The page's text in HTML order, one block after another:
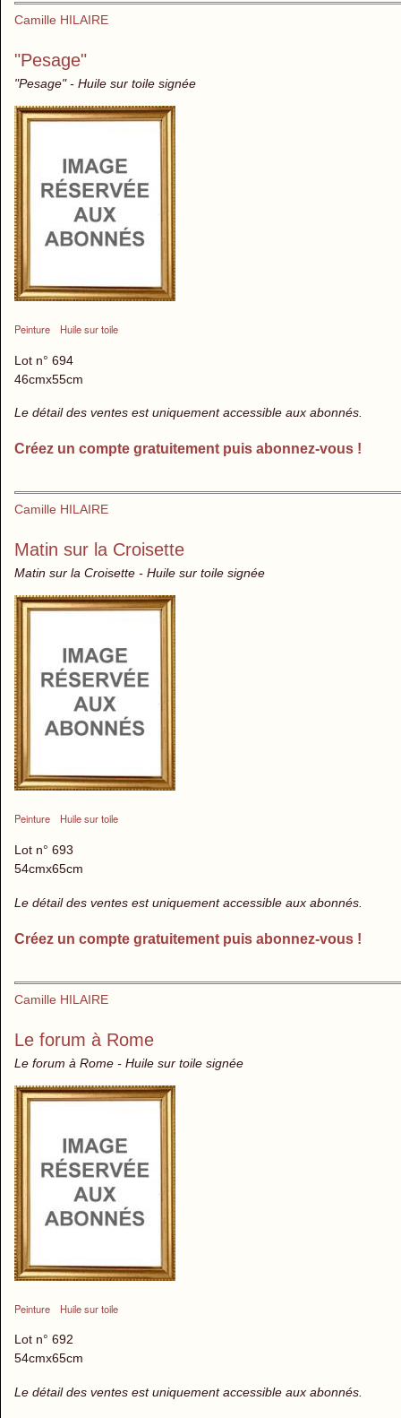
Camille HILAIRE
"Pesage"
"Pesage" - Huile sur toile signée
Peinture Huile sur toile
Lot n° 694
46cmx55cm
Le détail des ventes est uniquement accessible aux abonnés.
Créez un compte gratuitement puis abonnez-vous !
Camille HILAIRE
Matin sur la Croisette
Matin sur la Croisette - Huile sur toile signée
Peinture Huile sur toile
Lot n° 693
54cmx65cm
Le détail des ventes est uniquement accessible aux abonnés.
Créez un compte gratuitement puis abonnez-vous !
Camille HILAIRE
Le forum à Rome
Le forum à Rome - Huile sur toile signée
Peinture Huile sur toile
Lot n° 692
54cmx65cm
Le détail des ventes est uniquement accessible aux abonnés.